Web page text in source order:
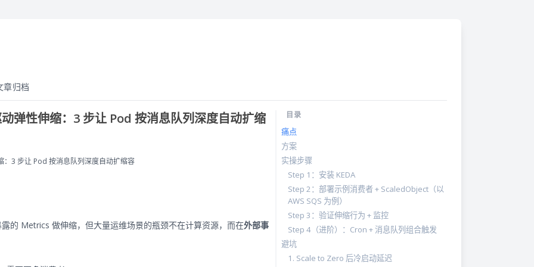
章归档
弹性伸缩：3 步让 Pod 按消息队列深度自动扩缩
3 步让 Pod 按消息队列深度自动扩缩容
的 Metrics 做伸缩，但大量运维场景的瓶颈不在计算资源，而在外部事
目录
痛点
方案
实操步骤
Step 1：安装 KEDA
Step 2：部署示例消费者 + ScaledObject（以
AWS SQS 为例）
Step 3：验证伸缩行为 + 监控
Step 4（进阶）：Cron + 消息队列组合触发
避坑
1. Scale to Zero 后冷启动延迟